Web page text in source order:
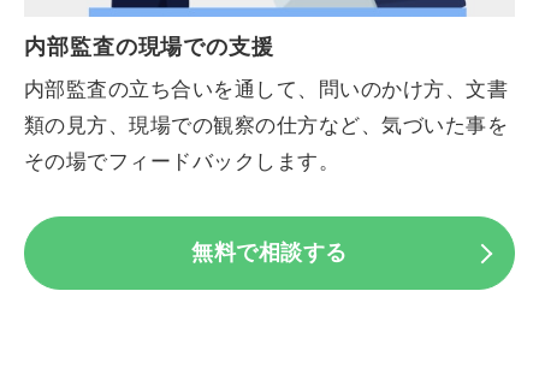
内部監査の現場での支援
内部監査の立ち合いを通して、問いのかけ方、文書
類の見方、現場での観察の仕方など、気づいた事を
その場でフィードバックします。
無料で相談する